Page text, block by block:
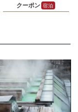
クーポン 宿泊